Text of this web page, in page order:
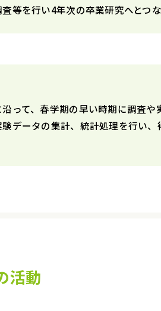
等を行い4年次の卒業研究へとつな
って、春学期の早い時期に調査
データの集計、統計処理を行い
活動